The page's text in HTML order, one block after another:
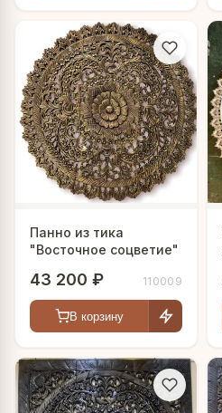
Панно из тика
"Восточное соцветие"
43 200 ₽ 110009
В корзину